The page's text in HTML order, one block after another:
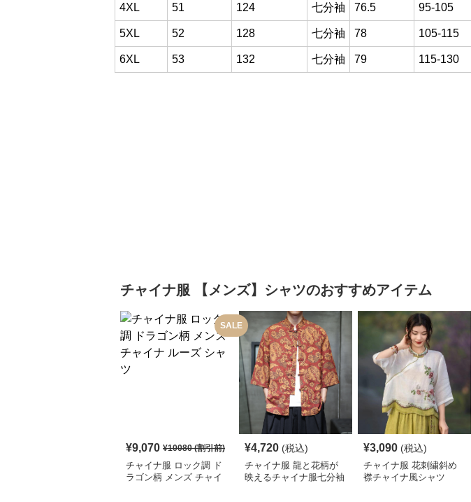
4XL 51 124 七分袖 76.5 95-105
5XL 52 128 七分袖 78 105-115
6XL 53 132 七分袖 79 115-130
チャイナ服 【メンズ】シャツのおすすめアイテム
SALE
¥9,070 ¥10080(割引前)
チャイナ服 ロック調 ド
ラゴン柄 メンズ チャイ
¥4,720 (税込)
チャイナ服 龍と花柄が
映えるチャイナ服七分袖
¥3,090 (税込)
チャイナ服 花刺繍斜め
襟チャイナ風シャツ